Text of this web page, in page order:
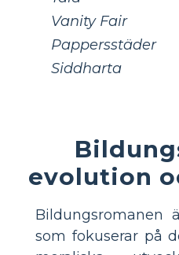
Vanity Fair
Pappersstäder
Siddharta
evolution
Bildungsromanen
som fokuserar på